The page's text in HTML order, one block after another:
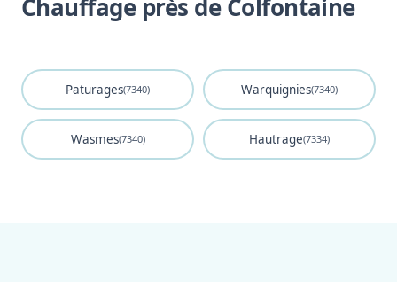
Chauffage près de Colfontaine
Paturages(7340) Warquignies(7340)
Wasmes(7340) Hautrage(7334)